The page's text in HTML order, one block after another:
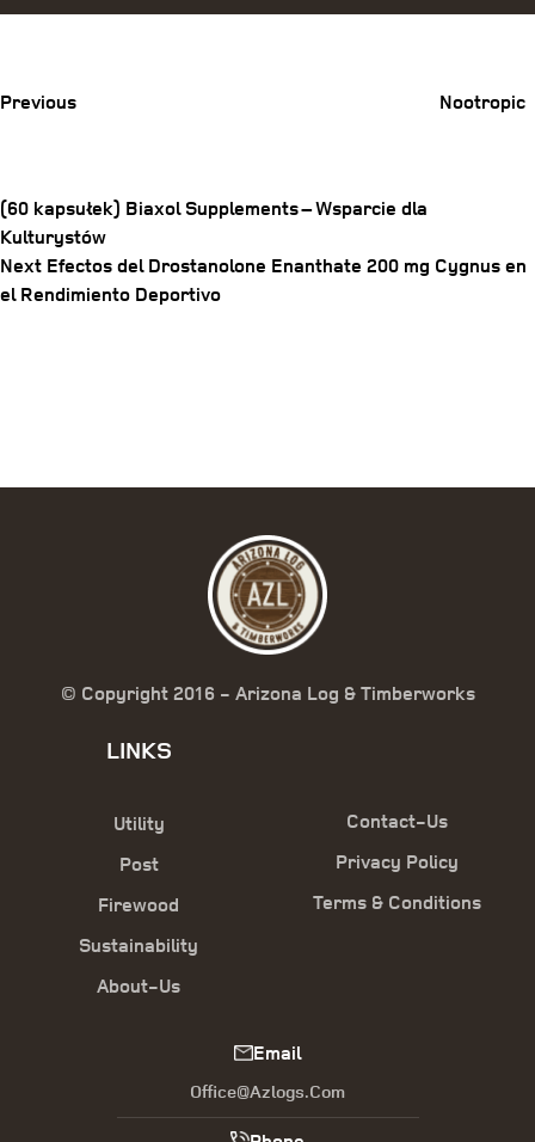
Post
navigation
Previous
Nootropic
(60 kapsułek) Biaxol Supplements – Wsparcie dla
Kulturystów
Next
Post
Next Efectos del Drostanolone Enanthate 200 mg Cygnus en
el Rendimiento Deportivo
© Copyright 2016 - Arizona Log & Timberworks
LINKS
Utility
Post
Firewood
Sustainability
About-Us
Contact-Us
Privacy Policy
Terms & Conditions
Email
Office@azlogs.com